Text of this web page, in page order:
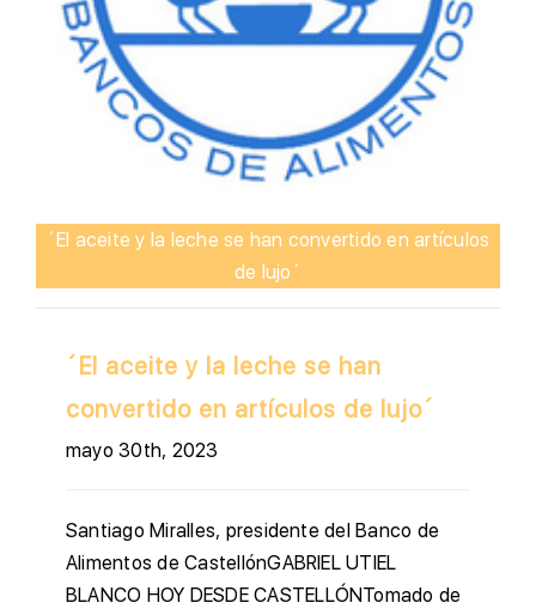
´El aceite y la leche se han convertido en artículos
de lujo´
´El aceite y la leche se han
convertido en artículos de lujo´
mayo 30th, 2023
Santiago Miralles, presidente del Banco de
Alimentos de CastellónGABRIEL UTIEL
BLANCO HOY DESDE CASTELLÓNTomado de